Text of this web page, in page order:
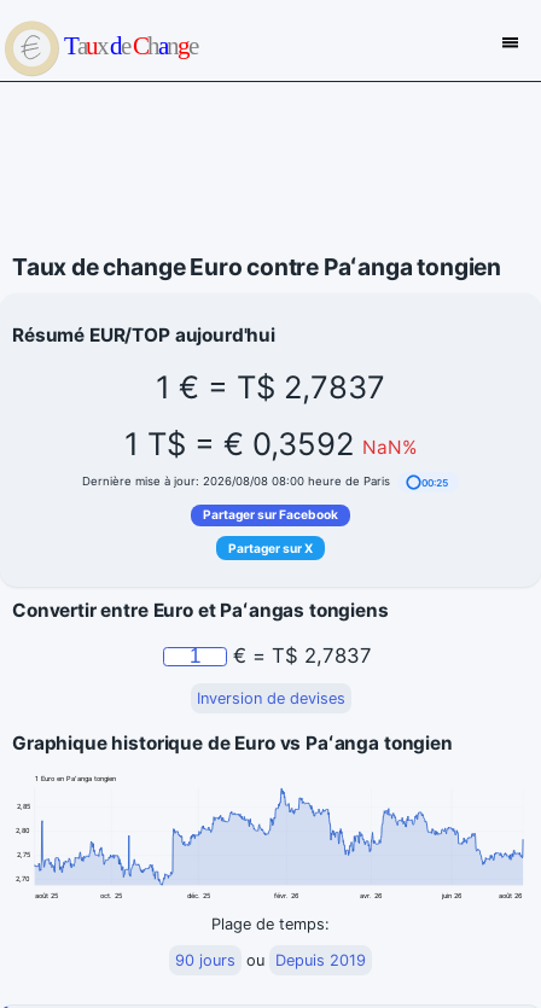
Taux de change Euro contre Paʻanga tongien
Résumé EUR/TOP aujourd'hui
1 € = T$ 2,7837
1 T$ = € 0,3592 NaN%
Dernière mise à jour: 2026/08/08 08:00 heure de Paris 00:25
Partager sur Facebook
Partager sur X
Convertir entre Euro et Paʻangas tongiens
€ = T$ 2,7837
Inversion de devises
Graphique historique de Euro vs Paʻanga tongien
2,70
2,75
2,80
2,85
août 25 oct. 25 déc. 25 févr. 26 avr. 26 juin 26 août 26
1 Euro en Paʻanga tongien
Plage de temps:
90 jours
ou Depuis 2019